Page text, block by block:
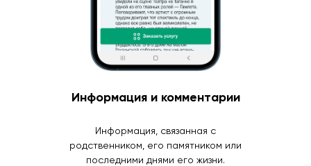
Информация и комментарии
Информация, связанная с
родственником, его памятником или
последними днями его жизни.